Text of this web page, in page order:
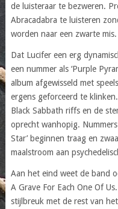
de luisteraar te bezweren.
Abracadabra te luisteren
worden naar een zwarte mis.
Dat Lucifer een erg
een nummer als ‘Purple
album afgewisseld met
ergens geforceerd te
Black Sabbath riffs en de
oprecht wanhopig. Nummers
Star’ beginnen traag en
maalstroom aan
Aan het eind weet de band
A Grave For Each One Of
stijlbreuk met de rest van